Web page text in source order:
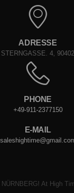
ADRESSE
4,
PHONE
+49-911-2377150
E-MAIL
At High